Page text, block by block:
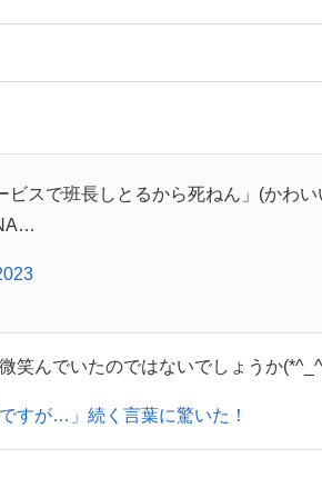
スで班長しとるから死ねん」(かわい
笑んでいたのではないでしょうか
すが…」続く言葉に驚いた！